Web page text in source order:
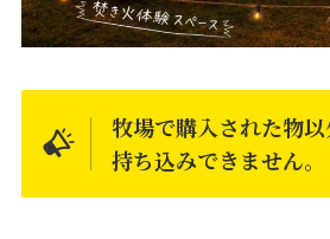
牧場で購入された物
持ち込みできません。